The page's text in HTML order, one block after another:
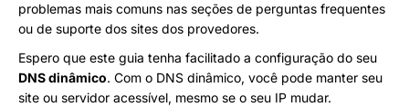
problemas mais comuns nas seções de perguntas frequentes
ou de suporte dos sites dos provedores.
Espero que este guia tenha facilitado a configuração do seu
DNS dinâmico. Com o DNS dinâmico, você pode manter seu
site ou servidor acessível, mesmo se o seu IP mudar.